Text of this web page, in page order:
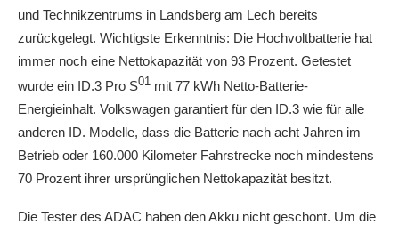
und Technikzentrums in Landsberg am Lech bereits
zurückgelegt. Wichtigste Erkenntnis: Die Hochvoltbatterie hat
immer noch eine Nettokapazität von 93 Prozent. Getestet
wurde ein ID.3 Pro S01 mit 77 kWh Netto-Batterie-
Energieinhalt. Volkswagen garantiert für den ID.3 wie für alle
anderen ID. Modelle, dass die Batterie nach acht Jahren im
Betrieb oder 160.000 Kilometer Fahrstrecke noch mindestens
70 Prozent ihrer ursprünglichen Nettokapazität besitzt.
Die Tester des ADAC haben den Akku nicht geschont. Um die